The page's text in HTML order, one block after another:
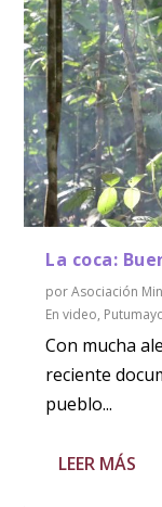
La coca:
porAsociación
En video,
Con mucha
reciente
pueblo...
LEER MÁS